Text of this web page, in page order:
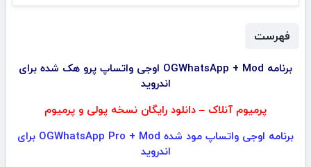
فهرست
برنامه OGWhatsApp + Mod اوجی واتساپ پرو هک شده برای
اندروید
پرمیوم آنلاک – دانلود رایگان نسخه پولی و پرمیوم
برنامه اوجی واتساپ مود شده OGWhatsApp Pro + Mod برای
اندروید